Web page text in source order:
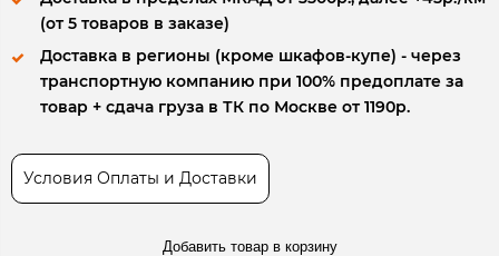
(от 5 товаров в заказе)
Доставка в регионы (кроме шкафов-купе) - через
транспортную компанию при 100% предоплате за
товар + сдача груза в ТК по Москве от 1190р.
Условия Оплаты и Доставки
Добавить товар в корзину